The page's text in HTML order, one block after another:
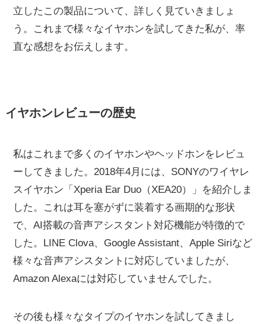
立したこの製品について、詳しく見ていきましょ
う。これまで様々なイヤホンを試してきた私が、率
直な感想をお伝えします。
イヤホンレビューの歴史
私はこれまで多くのイヤホンやヘッドホンをレビュ
ーしてきました。2018年4月には、SONYのワイヤレ
スイヤホン「Xperia Ear Duo（XEA20）」を紹介しま
した。これは耳を塞がずに装着する画期的な形状
で、AI搭載の音声アシスタント対応機能が特徴的で
した。LINE Clova、Google Assistant、Apple Siriなど
様々な音声アシスタントに対応していましたが、
Amazon Alexaには対応していませんでした。
その後も様々なタイプのイヤホンを試してきまし